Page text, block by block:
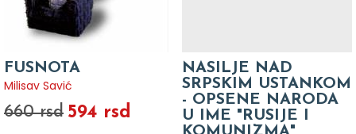
FUSNOTA
Milisav Savić
660 rsd 594 rsd
NASILJE NAD
SRPSKIM USTANKOM
- OPSENE NARODA
U IME "RUSIJE I